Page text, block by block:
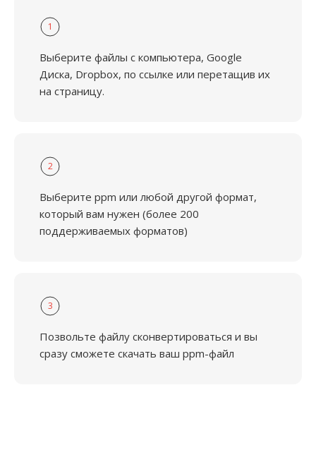
1
Выберите файлы с компьютера, Google
Диска, Dropbox, по ссылке или перетащив их
на страницу.
2
Выберите ppm или любой другой формат,
который вам нужен (более 200
поддерживаемых форматов)
3
Позвольте файлу сконвертироваться и вы
сразу сможете скачать ваш ppm-файл